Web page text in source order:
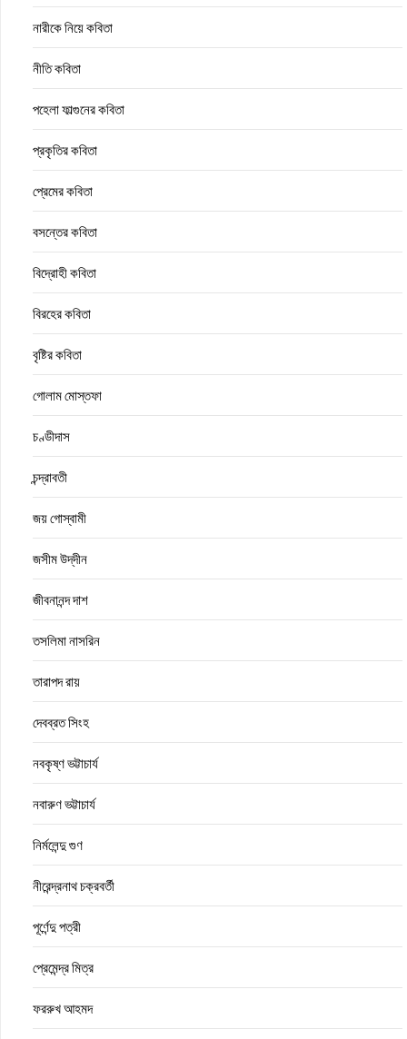
নারীকে নিয়ে কবিতা
নীতি কবিতা
পহেলা ফাল্গুনের কবিতা
প্রকৃতির কবিতা
প্রেমের কবিতা
বসন্তের কবিতা
বিদ্রোহী কবিতা
বিরহের কবিতা
বৃষ্টির কবিতা
গোলাম মোস্তফা
চণ্ডীদাস
চন্দ্রাবতী
জয় গোস্বামী
জসীম উদ্‌দীন
জীবনানন্দ দাশ
তসলিমা নাসরিন
তারাপদ রায়
দেবব্রত সিংহ
নবকৃষ্ণ ভট্টাচার্য
নবারুণ ভট্টাচার্য
নির্মলেন্দু গুণ
নীরেন্দ্রনাথ চক্রবর্তী
পূর্ণেন্দু পত্রী
প্রেমেন্দ্র মিত্র
ফররুখ আহমদ